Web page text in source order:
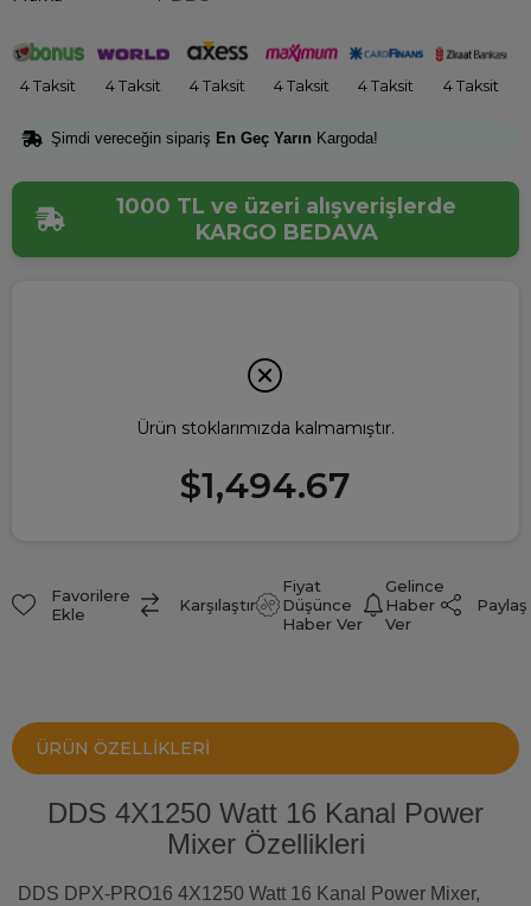
4 Taksit 4 Taksit 4 Taksit 4 Taksit 4 Taksit 4 Taksit
Şimdi vereceğin sipariş En Geç Yarın Kargoda!
1000 TL ve üzeri alışverişlerde
KARGO BEDAVA
Ürün stoklarımızda kalmamıştır.
$1,494.67
Favorilere
Ekle
Karşılaştır
Fiyat
Düşünce
Haber Ver
Gelince
Haber
Ver
Paylaş
ÜRÜN ÖZELLIKLERI
DDS 4X1250 Watt 16 Kanal Power
Mixer Özellikleri
DDS DPX-PRO16 4X1250 Watt 16 Kanal Power Mixer,